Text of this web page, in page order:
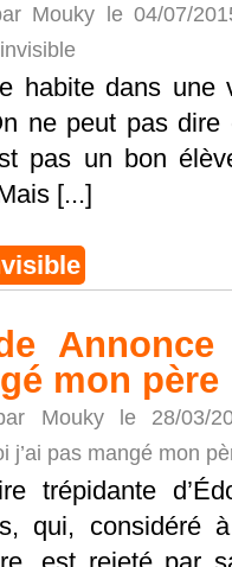
Mouky le 04/07/
habite dans
ne peut pas dire
pas un bon
[...]
mon père
Mouky le 28/03/
j’ai pas mangé mon
trépidante
qui, considéré